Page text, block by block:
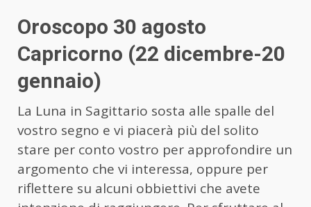
Oroscopo 30 agosto
Capricorno (22 dicembre-20
gennaio)
La Luna in Sagittario sosta alle spalle del
vostro segno e vi piacerà più del solito
stare per conto vostro per approfondire un
argomento che vi interessa, oppure per
riflettere su alcuni obbiettivi che avete